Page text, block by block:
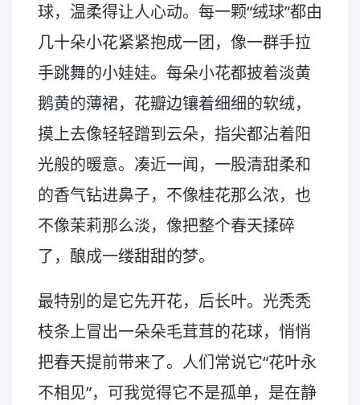
球，温柔得让人心动。每一颗“绒球”都由
几十朵小花紧紧抱成一团，像一群手拉
手跳舞的小娃娃。每朵小花都披着淡黄
鹅黄的薄裙，花瓣边镶着细细的软绒，
摸上去像轻轻蹭到云朵，指尖都沾着阳
光般的暖意。凑近一闻，一股清甜柔和
的香气钻进鼻子，不像桂花那么浓，也
不像茉莉那么淡，像把整个春天揉碎
了，酿成一缕甜甜的梦。
最特别的是它先开花，后长叶。光秃秃
枝条上冒出一朵朵毛茸茸的花球，悄悄
把春天提前带来了。人们常说它“花叶永
不相见”，可我觉得它不是孤单，是在静